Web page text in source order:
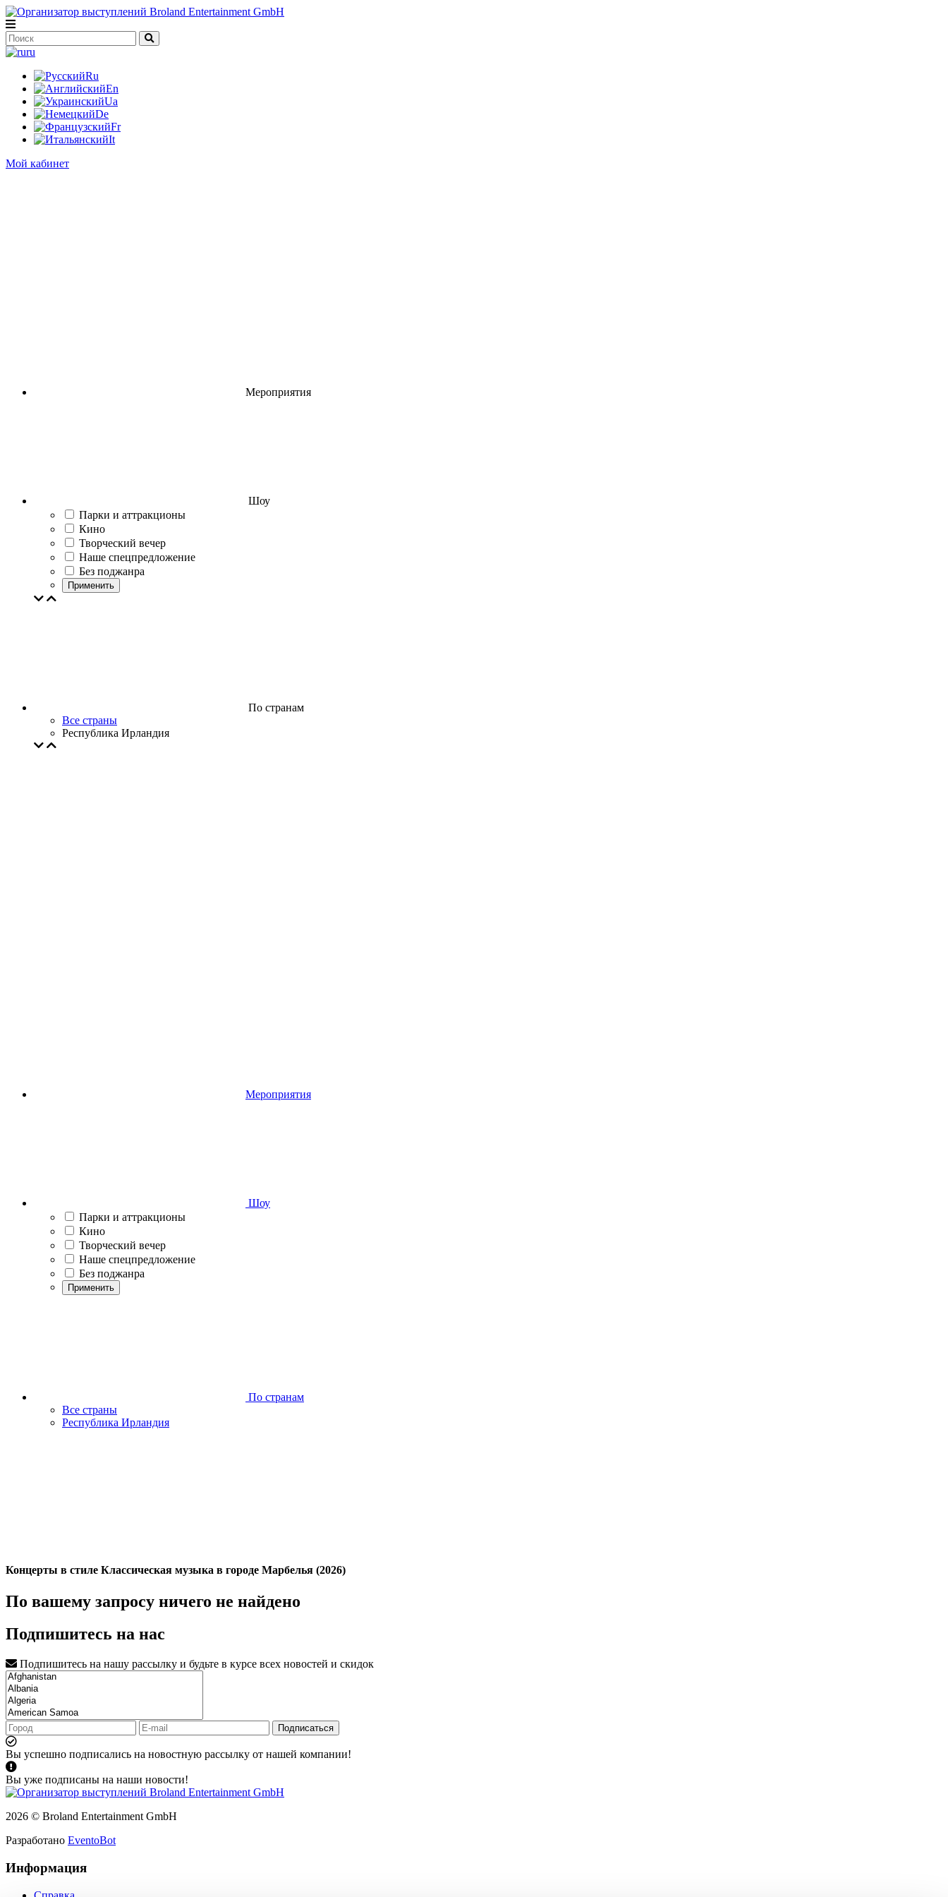
ru
Ru
En
Ua
De
Fr
It
Мой кабинет
Мероприятия
Шоу
Парки и аттракционы
Кино
Творческий вечер
Наше спецпредложение
Без поджанра
Применить
По странам
Все страны
Республика Ирландия
Мероприятия
Шоу
Парки и аттракционы
Кино
Творческий вечер
Наше спецпредложение
Без поджанра
Применить
По странам
Все страны
Республика Ирландия
Концерты в стиле Классическая музыка в городе Марбелья (2026)
По вашему запросу ничего не найдено
Подпишитесь на нас
Подпишитесь на нашу рассылку и будьте в курсе всех новостей и скидок
Подписаться
Вы успешно подписались на новостную рассылку от нашей компании!
Вы уже подписаны на наши новости!
2026 © Broland Entertainment GmbH
Разработано EventoBot
Информация